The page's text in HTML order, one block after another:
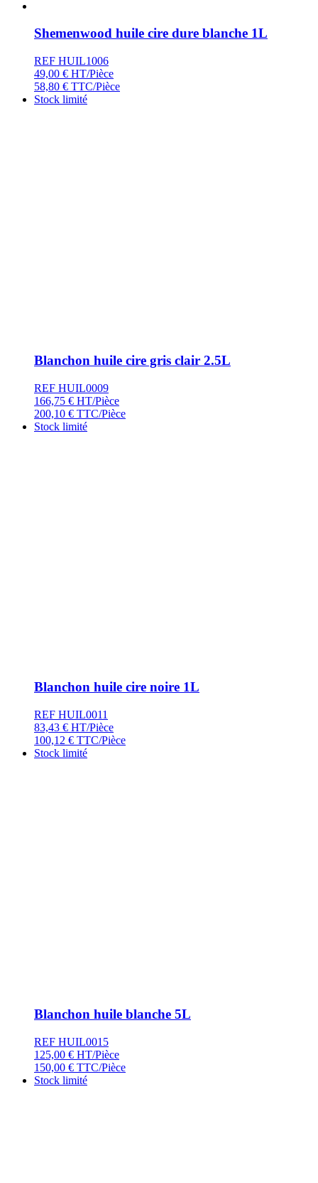
Shemenwood huile cire dure blanche 1L
REF HUIL1006
49,00 € HT/Pièce
58,80 € TTC/Pièce
Stock limité
Blanchon huile cire gris clair 2.5L
REF HUIL0009
166,75 € HT/Pièce
200,10 € TTC/Pièce
Stock limité
Blanchon huile cire noire 1L
REF HUIL0011
83,43 € HT/Pièce
100,12 € TTC/Pièce
Stock limité
Blanchon huile blanche 5L
REF HUIL0015
125,00 € HT/Pièce
150,00 € TTC/Pièce
Stock limité